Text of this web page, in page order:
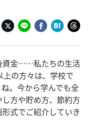
資金……私たちの生活
の方々は、学校で
。今から学んでも全
方や貯め方、節約方
式でご紹介していき